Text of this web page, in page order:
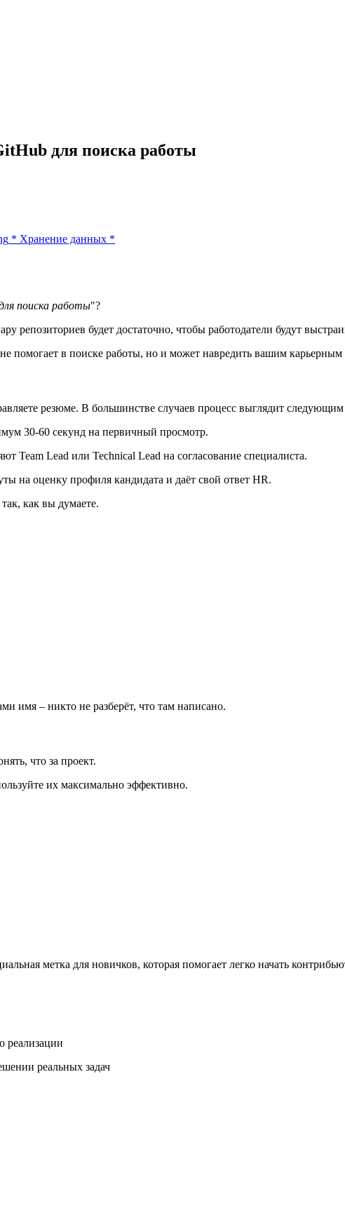
для поиска работы
* Хранение данных *
поиска работы"?
репозиториев будет достаточно, чтобы работодатели будут
помогает в поиске работы, но и может навредить вашим карьерным
резюме. В большинстве случаев процесс выглядит
30-60 секунд на первичный просмотр.
Team Lead или Technical Lead на согласование специалиста.
на оценку профиля кандидата и даёт свой ответ HR.
как вы думаете.
имя – никто не разберёт, что там написано.
что за проект.
их максимально эффективно.
метка для новичков, которая помогает легко начать
реализации
реальных задач